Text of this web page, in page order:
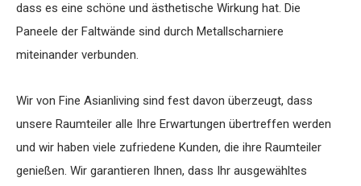
dass es eine schöne und ästhetische Wirkung hat. Die
Paneele der Faltwände sind durch Metallscharniere
miteinander verbunden.
Wir von Fine Asianliving sind fest davon überzeugt, dass
unsere Raumteiler alle Ihre Erwartungen übertreffen werden
und wir haben viele zufriedene Kunden, die ihre Raumteiler
genießen. Wir garantieren Ihnen, dass Ihr ausgewähltes